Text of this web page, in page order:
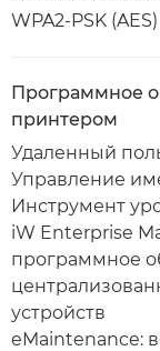
WPA2-PSK (AES)
Программное
принтером
Удаленный
Управление
Инструмент
iW Enterprise
программное
устройств
eMaintenance: